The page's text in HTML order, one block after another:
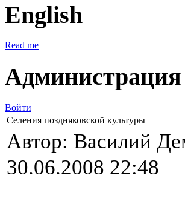
English
Read me
Администрация
Войти
Селения поздняковской культуры
Автор: Василий
30.06.2008 22:48